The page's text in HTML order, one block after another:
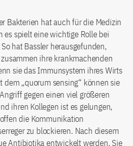
Bakterien hat auch für die Medizin
es spielt eine wichtige Rolle bei
hat Bassler herausgefunden,
ihre krankmachenden
sie das Immunsystem ihres Wirts
„quorum sensing“ können sie
gegen einen viel größeren
ihren Kollegen ist es gelungen,
die Kommunikation
zu blockieren. Nach diesem
Antibiotika entwickelt werden. Sie